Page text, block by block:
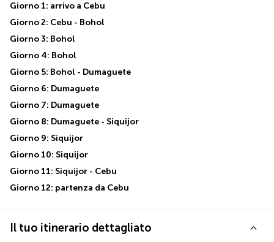
Giorno 1: arrivo a Cebu
Giorno 2: Cebu - Bohol
Giorno 3: Bohol
Giorno 4: Bohol
Giorno 5: Bohol - Dumaguete
Giorno 6: Dumaguete
Giorno 7: Dumaguete
Giorno 8: Dumaguete - Siquijor
Giorno 9: Siquijor
Giorno 10: Siquijor
Giorno 11: Siquijor - Cebu
Giorno 12: partenza da Cebu
Il tuo itinerario dettagliato